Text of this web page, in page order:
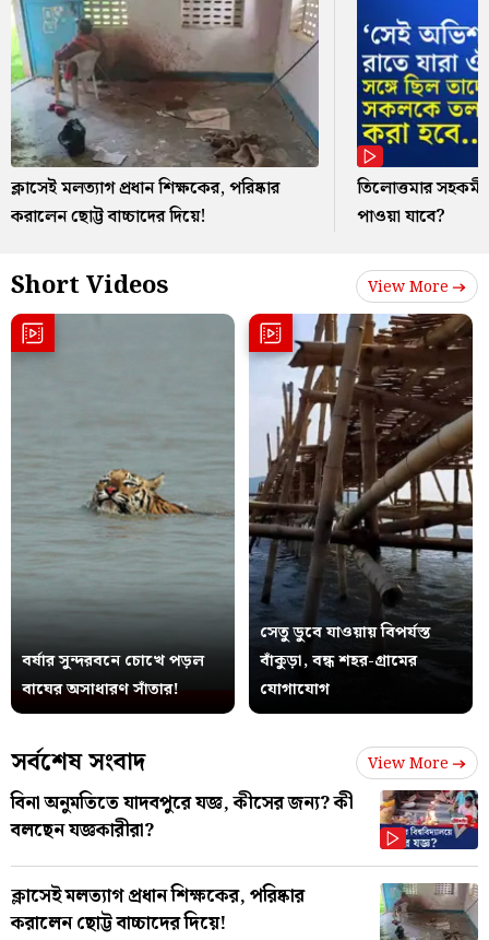
ক্লাসেই মলত্যাগ প্রধান শিক্ষকের, পরিষ্কার
করালেন ছোট্ট বাচ্চাদের দিয়ে!
তিলোত্তমার
পাওয়া যাবে?
Short Videos View More
বর্ষার সুন্দরবনে চোখে পড়ল
বাঘের অসাধারণ সাঁতার!
সেতু ডুবে যাওয়ায় বিপর্যস্ত
বাঁকুড়া, বন্ধ শহর-গ্রামের
যোগাযোগ
সর্বশেষ সংবাদ View More
বিনা অনুমতিতে যাদবপুরে যজ্ঞ, কীসের জন্য? কী
বলছেন যজ্ঞকারীরা?
ক্লাসেই মলত্যাগ প্রধান শিক্ষকের, পরিষ্কার
করালেন ছোট্ট বাচ্চাদের দিয়ে!